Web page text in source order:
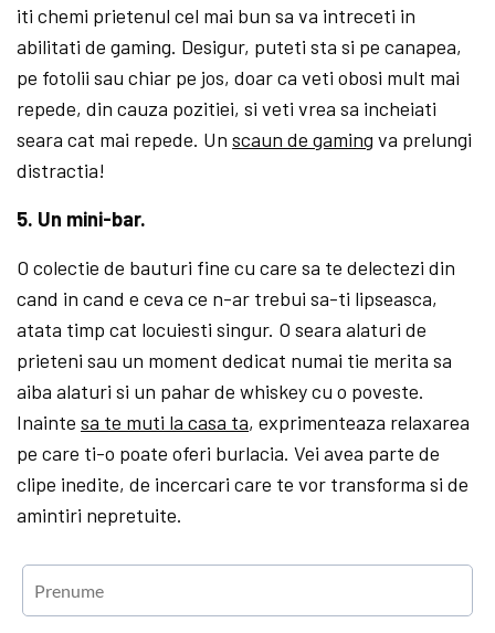
iti chemi prietenul cel mai bun sa va intreceti in
abilitati de gaming. Desigur, puteti sta si pe canapea,
pe fotolii sau chiar pe jos, doar ca veti obosi mult mai
repede, din cauza pozitiei, si veti vrea sa incheiati
seara cat mai repede. Unscaun de gaming va prelungi
distractia!
5. Un mini-bar.
O colectie de bauturi fine cu care sa te delectezi din
cand in cand e ceva ce n-ar trebui sa-ti lipseasca,
atata timp cat locuiesti singur. O seara alaturi de
prieteni sau un moment dedicat numai tie merita sa
aiba alaturi si un pahar de whiskey cu o poveste.
Inaintesa te muti la casa ta, exprimenteaza relaxarea
pe care ti-o poate oferi burlacia. Vei avea parte de
clipe inedite, de incercari care te vor transforma si de
amintiri nepretuite.